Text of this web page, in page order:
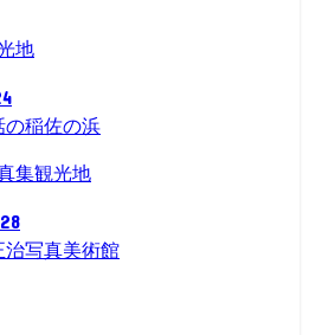
地
の稲佐の浜
観光地
治写真美術館